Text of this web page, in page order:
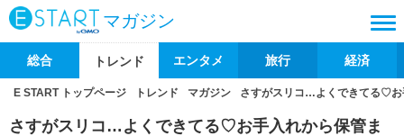
マガジン
総合 トレンド エンタメ 旅行 経済
E START トップページ トレンド マガジン さすがスリコ…よくできてる♡お
さすがスリコ…よくできてる♡お手入れから保管ま